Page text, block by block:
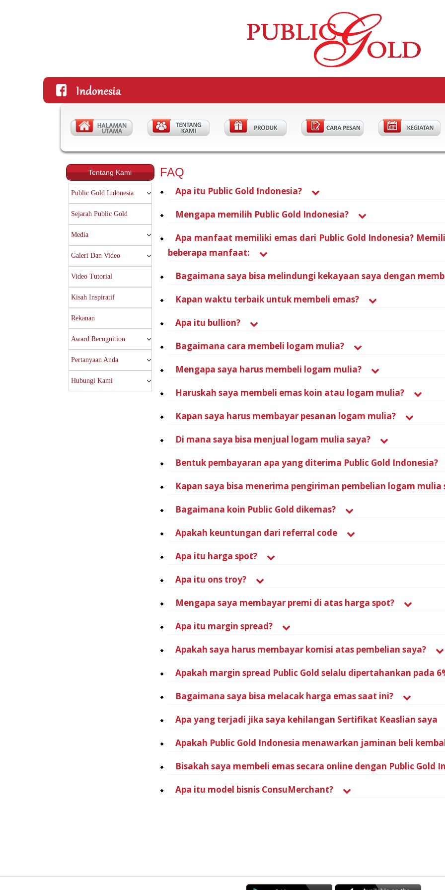
Tentang Kami
Public Gold Indonesia
Sejarah Public Gold
Media
Galeri Dan Video
Video Tutorial
Kisah Inspiratif
Rekanan
Award Recognition
Pertanyaan Anda
Hubungi Kami
FAQ
Apa itu Public Gold Indonesia?
Mengapa memilih Public Gold Indonesia?
Apa manfaat memiliki emas dari Public Gold Indonesia?
beberapa manfaat:
Bagaimana saya bisa melindungi kekayaan saya dengan
Kapan waktu terbaik untuk membeli emas?
Apa itu bullion?
Bagaimana cara membeli logam mulia?
Mengapa saya harus membeli logam mulia?
Haruskah saya membeli emas koin atau logam mulia?
Kapan saya harus membayar pesanan logam mulia?
Di mana saya bisa menjual logam mulia saya?
Bentuk pembayaran apa yang diterima Public Gold Indonesia?
Kapan saya bisa menerima pengiriman pembelian logam mulia
Bagaimana koin Public Gold dikemas?
Apakah keuntungan dari referral code
Apa itu harga spot?
Apa itu ons troy?
Mengapa saya membayar premi di atas harga spot?
Apa itu margin spread?
Apakah saya harus membayar komisi atas pembelian saya?
Apakah margin spread Public Gold selalu dipertahankan pada
Bagaimana saya bisa melacak harga emas saat ini?
Apa yang terjadi jika saya kehilangan Sertifikat Keaslian saya
Apakah Public Gold Indonesia menawarkan jaminan beli
Bisakah saya membeli emas secara online dengan Public Gold
Apa itu model bisnis ConsuMerchant?